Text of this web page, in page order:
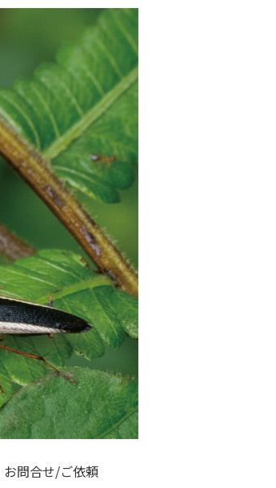
お問合せ/ご依頼